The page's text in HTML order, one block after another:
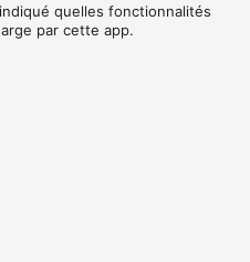
quelles fonctionnalités
par cette app.